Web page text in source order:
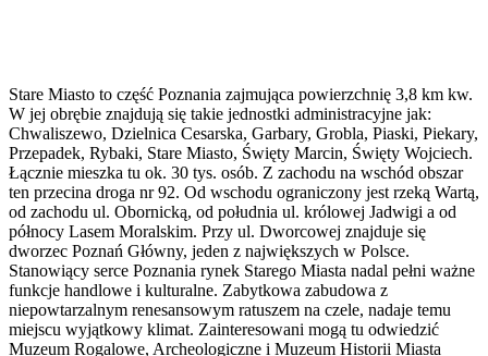
Stare Miasto to część Poznania zajmująca powierzchnię 3,8 km kw.
W jej obrębie znajdują się takie jednostki administracyjne jak:
Chwaliszewo, Dzielnica Cesarska, Garbary, Grobla, Piaski, Piekary,
Przepadek, Rybaki, Stare Miasto, Święty Marcin, Święty Wojciech.
Łącznie mieszka tu ok. 30 tys. osób. Z zachodu na wschód obszar
ten przecina droga nr 92. Od wschodu ograniczony jest rzeką Wartą,
od zachodu ul. Obornicką, od południa ul. królowej Jadwigi a od
północy Lasem Moralskim. Przy ul. Dworcowej znajduje się
dworzec Poznań Główny, jeden z największych w Polsce.
Stanowiący serce Poznania rynek Starego Miasta nadal pełni ważne
funkcje handlowe i kulturalne. Zabytkowa zabudowa z
niepowtarzalnym renesansowym ratuszem na czele, nadaje temu
miejscu wyjątkowy klimat. Zainteresowani mogą tu odwiedzić
Muzeum Rogalowe, Archeologiczne i Muzeum Historii Miasta